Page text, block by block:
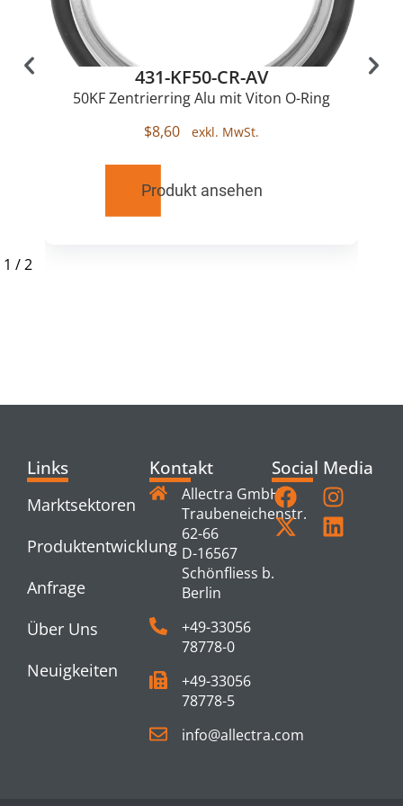
431-KF50-CR-AV
50KF Zentrierring Alu mit Viton O-Ring
$8,60
Produkt ansehen
1 /2
Links
Marktsektoren
Produktentwicklung
Anfrage
Über Uns
Neuigkeiten
Kontakt
Allectra GmbH
Traubeneichenstr.
62-66
D-16567
Schönfliess b.
Berlin
+49-33056
78778-0
+49-33056
78778-5
info@allectra.com
Social Media